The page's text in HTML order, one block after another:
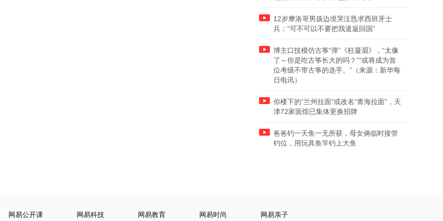
12岁摩洛哥男孩边境哭泣恳求西班牙士
兵：“可不可以不要把我遣返回国”
博主口技模仿古筝“弹”《枉凝眉》，“太像
了～你是吃古筝长大的吗？”“或将成为首
位考级不带古筝的选手。”（来源：新华每
日电讯）
你楼下的“兰州拉面”或改名“青海拉面”，天
津72家面馆已集体更换招牌
爸爸钓一天鱼一无所获，母女俩临时接管
钓位，用玩具鱼竿钓上大鱼
网易公开课 网易科技 网易教育 网易时尚 网易亲子